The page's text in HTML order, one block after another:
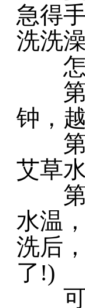
急得
洗洗
怎
第1
钟，
第2
艾草
第3
水温
洗后
了!)
可